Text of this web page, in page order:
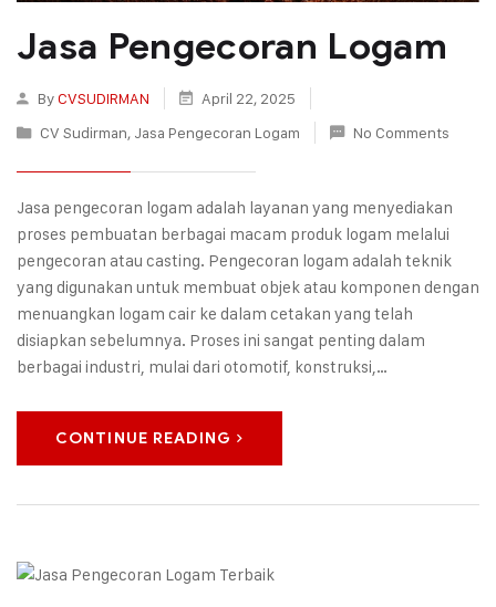
Jasa Pengecoran Logam
ByCVSUDIRMAN
April 22, 2025
CV Sudirman, Jasa Pengecoran Logam No Comments
Jasa pengecoran logam adalah layanan yang menyediakan
proses pembuatan berbagai macam produk logam melalui
pengecoran atau casting. Pengecoran logam adalah teknik
yang digunakan untuk membuat objek atau komponen dengan
menuangkan logam cair ke dalam cetakan yang telah
disiapkan sebelumnya. Proses ini sangat penting dalam
berbagai industri, mulai dari otomotif, konstruksi,…
CONTINUE READING